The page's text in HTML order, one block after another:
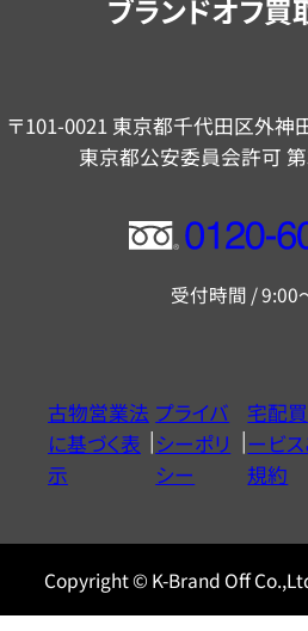
ブランドオフ買
〒101-0021 東京都千代田区外神
東京都公安委員会許可
フ
ー
ヤ
ル
0120604117
受付時間 / 9:00
古物営業法
に基づく表
示
プライバ
シーポリ
シー
宅配
ービ
規約
Copyright © K-Brand Off